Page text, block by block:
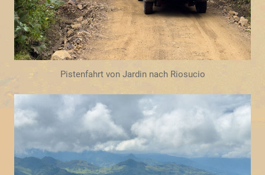
Pistenfahrt von Jardin nach Riosucio